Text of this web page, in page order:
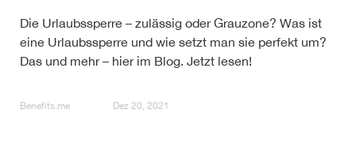
Die Urlaubssperre – zulässig oder Grauzone? Was ist
eine Urlaubssperre und wie setzt man sie perfekt um?
Das und mehr – hier im Blog. Jetzt lesen!
Benefits.me Dez 20, 2021